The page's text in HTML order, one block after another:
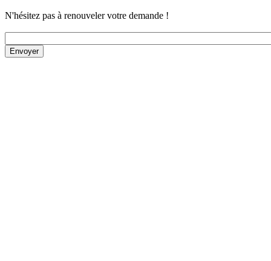
N'hésitez pas à renouveler votre demande !